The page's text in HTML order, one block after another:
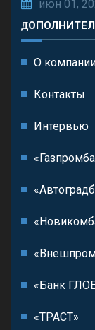
июн 01,
О
Контакты
Интервью
«Банк
«ТРАСТ»